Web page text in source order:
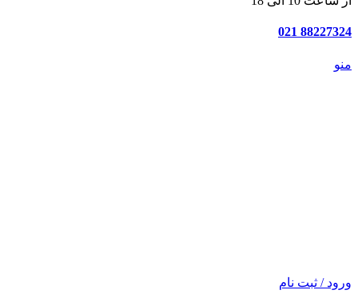
88227324 021
منو
ورود / ثبت نام